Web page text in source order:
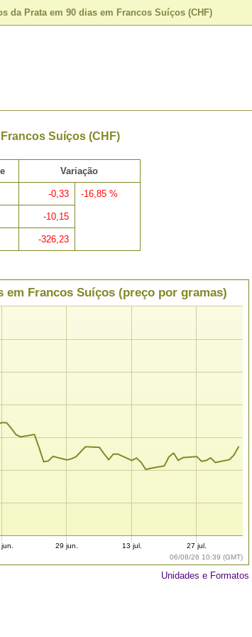
da Prata em 90 dias em Francos Suíços (CHF)
Suíços (CHF)
Variação
-0,33 -16,85 %
-10,15
-326,23
06/08/26 10:39 (GMT)
em Francos Suíços (preço por gramas)
29 jun. 13 jul. 27 jul.
Unidades e Formatos